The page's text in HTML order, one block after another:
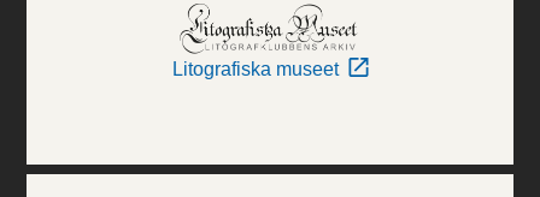
Litografiska museet